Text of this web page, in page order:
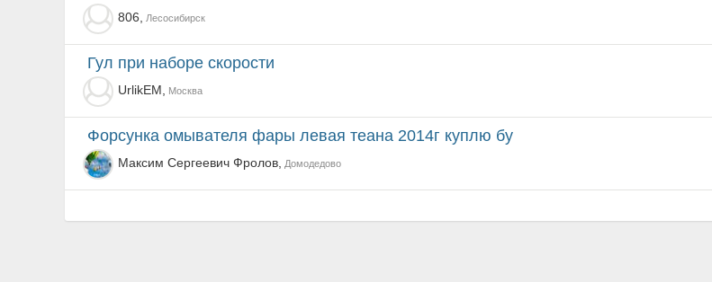
806, Лесосибирск
Гул при наборе скорости
UrlikEM, Москва
Форсунка омывателя фары левая теана 2014г куплю бу
Максим Сергеевич Фролов, Домодедово